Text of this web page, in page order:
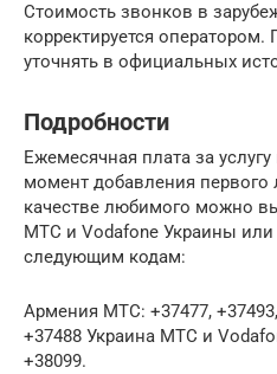
Стоимость звонков в
корректируется оператором.
уточнять в официальных
Подробности
Ежемесячная плата за
момент добавления
качестве любимого можно
МТС и Vodafone Украины
следующим кодам:
Армения МТС: +37477,
+37488 Украина МТС и
+38099.